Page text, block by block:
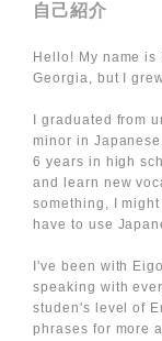
自己紹介
Hello! My name
Georgia, but I
I graduated from
minor in
6 years in high
and learn new
something, I
have to use
I've been with
speaking with
studen's level of
phrases for more